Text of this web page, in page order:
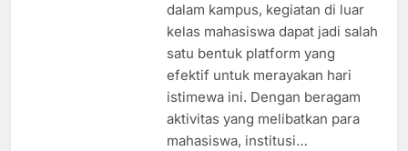
dalam kampus, kegiatan di luar
kelas mahasiswa dapat jadi salah
satu bentuk platform yang
efektif untuk merayakan hari
istimewa ini. Dengan beragam
aktivitas yang melibatkan para
mahasiswa, institusi…